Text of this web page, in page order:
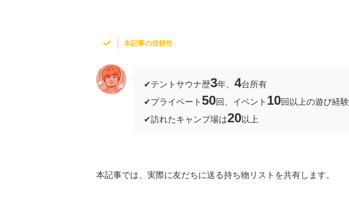
本記事の信頼性
✔︎テントサウナ歴3年、 4台所有
✔︎プライベート 50回、イベント 10回以上の遊び経験
✔︎訪れたキャンプ場は20以上
本記事では、実際に友だちに送る持ち物リストを共有します。